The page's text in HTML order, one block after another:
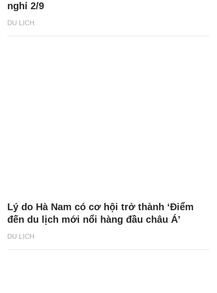
DU LỊCH
nghỉ 2/9
DU LỊCH
Lý do Hà Nam có cơ hội trở thành ‘Điểm
đến du lịch mới nổi hàng đầu châu Á’